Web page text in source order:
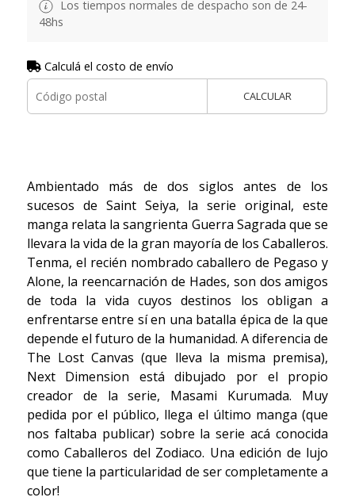
Los tiempos normales de despacho son de 24-
48hs
Calculá el costo de envío
CALCULAR
Ambientado más de dos siglos antes de los
sucesos de Saint Seiya, la serie original, este
manga relata la sangrienta Guerra Sagrada que se
llevara la vida de la gran mayoría de los Caballeros.
Tenma, el recién nombrado caballero de Pegaso y
Alone, la reencarnación de Hades, son dos amigos
de toda la vida cuyos destinos los obligan a
enfrentarse entre sí en una batalla épica de la que
depende el futuro de la humanidad. A diferencia de
The Lost Canvas (que lleva la misma premisa),
Next Dimension está dibujado por el propio
creador de la serie, Masami Kurumada. Muy
pedida por el público, llega el último manga (que
nos faltaba publicar) sobre la serie acá conocida
como Caballeros del Zodiaco. Una edición de lujo
que tiene la particularidad de ser completamente a
color!